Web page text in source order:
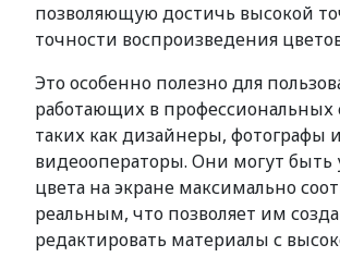
позволяющую достичь высокой
точности воспроизведения
Это особенно полезно для
работающих в профессиональных
таких как дизайнеры, фотографы и
видеооператоры. Они могут быть
цвета на экране максимально
реальным, что позволяет им
редактировать материалы с